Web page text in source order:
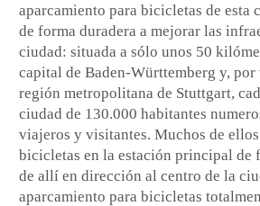
aparcamiento para bicicletas de esta
de forma duradera a mejorar las
ciudad: situada a sólo unos 50
capital de Baden-Württemberg y, por
región metropolitana de Stuttgart,
ciudad de 130.000 habitantes
viajeros y visitantes. Muchos de ellos
bicicletas en la estación principal de
de allí en dirección al centro de la
aparcamiento para bicicletas